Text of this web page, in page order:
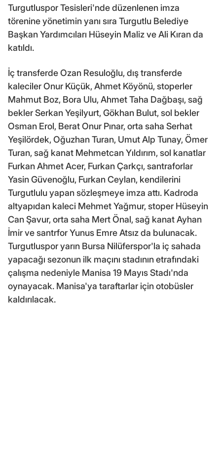
Turgutluspor Tesisleri'nde düzenlenen imza
törenine yönetimin yanı sıra Turgutlu Belediye
Başkan Yardımcıları Hüseyin Maliz ve Ali Kıran da
katıldı.
İç transferde Ozan Resuloğlu, dış transferde
kaleciler Onur Küçük, Ahmet Köyönü, stoperler
Mahmut Boz, Bora Ulu, Ahmet Taha Dağbaşı, sağ
bekler Serkan Yeşilyurt, Gökhan Bulut, sol bekler
Osman Erol, Berat Onur Pınar, orta saha Serhat
Yeşilördek, Oğuzhan Turan, Umut Alp Tunay, Ömer
Turan, sağ kanat Mehmetcan Yıldırım, sol kanatlar
Furkan Ahmet Acer, Furkan Çarkçı, santraforlar
Yasin Güvenoğlu, Furkan Ceylan, kendilerini
Turgutlulu yapan sözleşmeye imza attı. Kadroda
altyapıdan kaleci Mehmet Yağmur, stoper Hüseyin
Can Şavur, orta saha Mert Önal, sağ kanat Ayhan
İmir ve santrfor Yunus Emre Atsız da bulunacak.
Turgutluspor yarın Bursa Nilüferspor'la iç sahada
yapacağı sezonun ilk maçını stadının etrafındaki
çalışma nedeniyle Manisa 19 Mayıs Stadı'nda
oynayacak. Manisa'ya taraftarlar için otobüsler
kaldırılacak.